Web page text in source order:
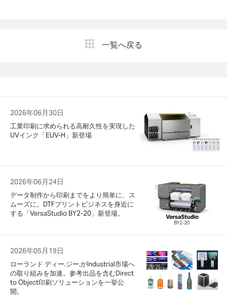
一覧へ戻る
2026年06月30日
工業印刷に求められる高耐久性を実現した
UVインク「EUV-H」新登場
2026年06月24日
データ制作から印刷までをより簡単に、ス
ムーズに。DTFプリントビジネスを身近に
する「VersaStudio BY2-20」新登場。
2026年05月19日
ローランド ディー.ジー.がIndustrial市場へ
の取り組みを加速。参考出品を含むDirect
to Object印刷ソリューションを一挙公
開。